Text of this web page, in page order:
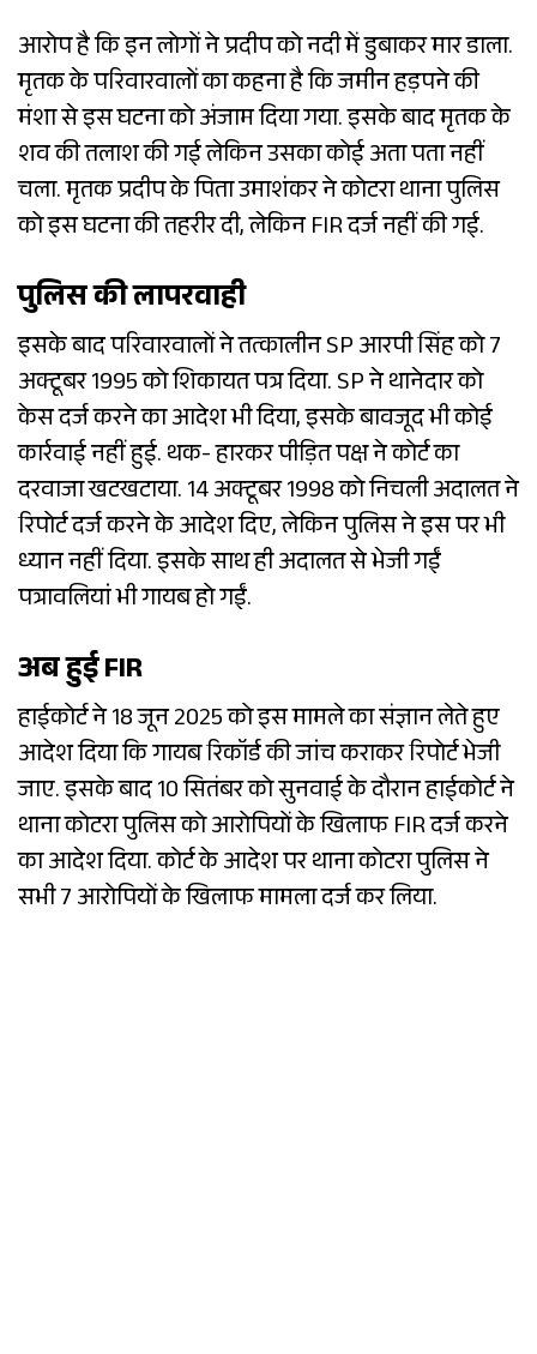
आरोप है कि इन लोगों ने प्रदीप को नदी में डुबाकर मार डाला.
मृतक के परिवारवालों का कहना है कि जमीन हड़पने की
मंशा से इस घटना को अंजाम दिया गया. इसके बाद मृतक के
शव की तलाश की गई लेकिन उसका कोई अता पता नहीं
चला. मृतक प्रदीप के पिता उमाशंकर ने कोटरा थाना पुलिस
को इस घटना की तहरीर दी, लेकिन FIR दर्ज नहीं की गई.
पुलिस की लापरवाही
इसके बाद परिवारवालों ने तत्कालीन SP आरपी सिंह को 7
अक्टूबर 1995 को शिकायत पत्र दिया. SP ने थानेदार को
केस दर्ज करने का आदेश भी दिया, इसके बावजूद भी कोई
कार्रवाई नहीं हुई. थक- हारकर पीड़ित पक्ष ने कोर्ट का
दरवाजा खटखटाया. 14 अक्टूबर 1998 को निचली अदालत ने
रिपोर्ट दर्ज करने के आदेश दिए, लेकिन पुलिस ने इस पर भी
ध्यान नहीं दिया. इसके साथ ही अदालत से भेजी गईं
पत्रावलियां भी गायब हो गईं.
अब हुई FIR
हाईकोर्ट ने 18 जून 2025 को इस मामले का संज्ञान लेते हुए
आदेश दिया कि गायब रिकॉर्ड की जांच कराकर रिपोर्ट भेजी
जाए. इसके बाद 10 सितंबर को सुनवाई के दौरान हाईकोर्ट ने
थाना कोटरा पुलिस को आरोपियों के खिलाफ FIR दर्ज करने
का आदेश दिया. कोर्ट के आदेश पर थाना कोटरा पुलिस ने
सभी 7 आरोपियों के खिलाफ मामला दर्ज कर लिया.